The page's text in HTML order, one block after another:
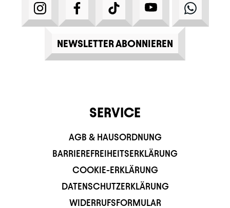
INSTAGRAMFACEBOOKTIKTOK YOUTUBE
NEWSLETTER ABONNIEREN
SERVICE
AGB & HAUSORDNUNG
BARRIEREFREIHEITSERKLÄRUNG
COOKIE-ERKLÄRUNG
DATENSCHUTZERKLÄRUNG
WIDERRUFSFORMULAR